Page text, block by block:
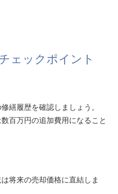
ェックポイント
繕履歴を確認しましょう。
百万円の追加費用になること
将来の売却価格に直結しま